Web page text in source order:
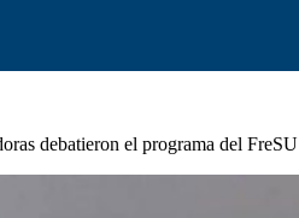
debatieron el programa del FreSU